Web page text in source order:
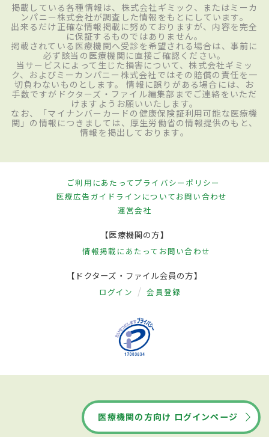
掲載している各種情報は、株式会社ギミック、またはミーカ
ンパニー株式会社が調査した情報をもとにしています。
出来るだけ正確な情報掲載に努めておりますが、内容を完全
に保証するものではありません。
掲載されている医療機関へ受診を希望される場合は、事前に
必ず該当の医療機関に直接ご確認ください。
当サービスによって生じた損害について、株式会社ギミッ
ク、およびミーカンパニー株式会社ではその賠償の責任を一
切負わないものとします。 情報に誤りがある場合には、お
手数ですがドクターズ・ファイル編集部までご連絡をいただ
けますようお願いいたします。
なお、「マイナンバーカードの健康保険証利用可能な医療機
関」の情報につきましては、厚生労働省の情報提供のもと、
情報を掲出しております。
ご利用にあたってプライバシーポリシー
医療広告ガイドラインについてお問い合わせ
運営会社
【医療機関の方】
情報掲載にあたって お問い合わせ
【ドクターズ・ファイル会員の方】
ログイン 会員登録
医療機関の方向け ログインページ